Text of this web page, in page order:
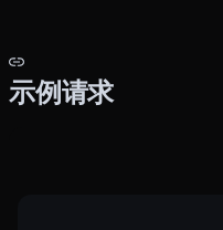
示例请求